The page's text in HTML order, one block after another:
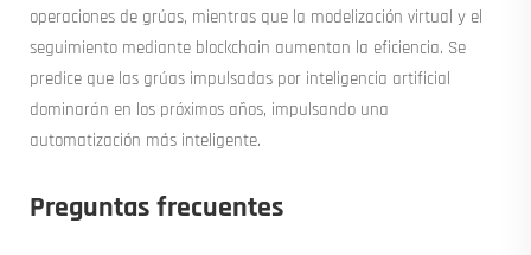
operaciones de grúas, mientras que la modelización virtual y el
seguimiento mediante blockchain aumentan la eficiencia. Se
predice que las grúas impulsadas por inteligencia artificial
dominarán en los próximos años, impulsando una
automatización más inteligente.
Preguntas frecuentes